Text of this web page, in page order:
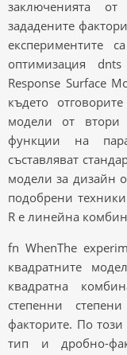
заключенията
зададените
експериментите
оптимизация
Response Surface
където
модели от втори
функции на
съставляват
модели за дизайн
подобрени
R е линейна
fn WhenThe
квадратните
квадратна
степенни
факторите. По
тип и дробно-